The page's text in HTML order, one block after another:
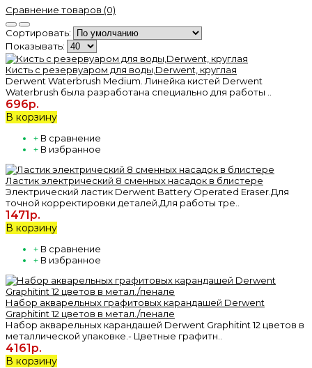
Сравнение товаров (0)
Сортировать:
Показывать:
Кисть с резервуаром для воды,Derwent, круглая
Derwent Waterbrush Medium. Линейка кистей Derwent
Waterbrush была разработана специально для работы ..
696р.
В корзину
+ В сравнение
+ В избранное
Ластик электрический 8 сменных насадок в блистере
Электрический ластик Derwent Battery Operated Eraser.Для
точной корректировки деталей.Для работы тре..
1471р.
В корзину
+ В сравнение
+ В избранное
Набор акварельных графитовых карандашей Derwent
Graphitint 12 цветов в метал./пенале
Набор акварельных карандашей Derwent Graphitint 12 цветов в
металлической упаковке.- Цветные графитн..
4161р.
В корзину